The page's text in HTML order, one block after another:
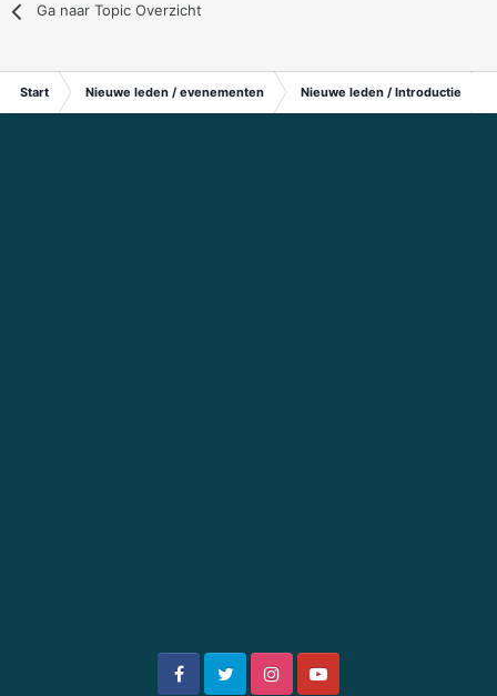
Ga naar Topic Overzicht
Start Nieuwe leden / evenementen Nieuwe leden / Introductie